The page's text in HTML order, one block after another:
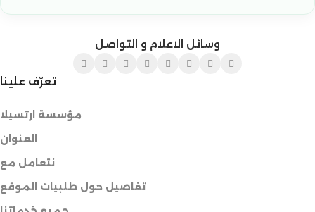
وسائل الاعلام و التواصل
تعرّف علينا
مؤسسة ارتسيلا
العنوان
نتعامل مع
تفاصيل حول طلبيات الموقع